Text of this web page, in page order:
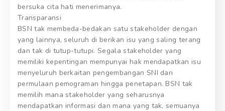
bersuka cita hati menerimanya.
Transparansi
BSN tak membeda-bedakan satu stakeholder dengan
yang lainnya, seluruh di berikan isu yang saling terang
dan tak di tutup-tutupi. Segala stakeholder yang
memiliki kepentingan mempunyai hak mendapatkan isu
menyeluruh berkaitan pengembangan SNI dari
permulaan pemograman hingga penetapan. BSN tak
memilih mana stakeholder yang seharusnya
mendapatkan informasi dan mana yang tak, semuanya